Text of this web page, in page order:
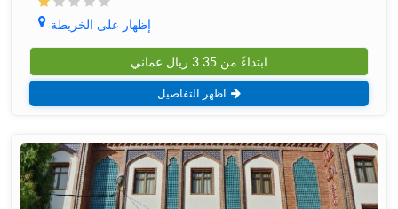
إظهار على الخريطة
ابتداءً من 3.35 ريال عماني
اظهر التفاصيل